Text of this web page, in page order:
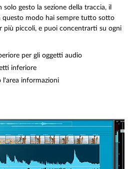
gesto la sezione della traccia, il
modo hai sempre tutto sotto
più piccoli, e puoi concentrarti su ogni
per gli oggetti audio
inferiore
l'area informazioni